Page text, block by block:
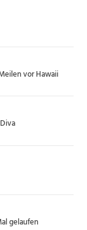
vor Hawaii
gelaufen